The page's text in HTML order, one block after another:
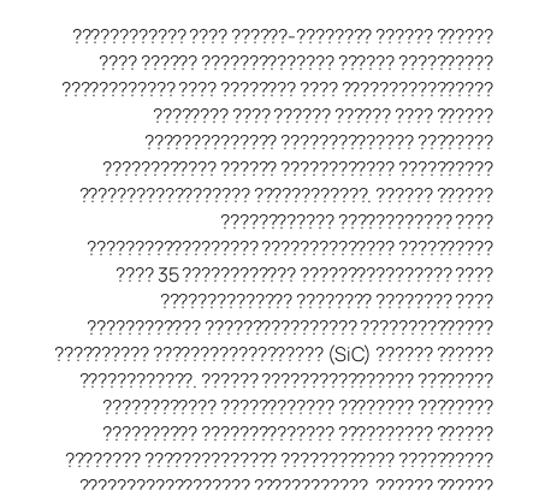
???????????? ???? ??????-???????? ?????? ??????
???? ?????? ?????????????? ?????? ??????????
???????????? ???? ???????? ???? ????????????????
???????? ???? ?????? ?????? ???? ??????
?????????????? ?????????????? ????????
???????????? ?????? ???????????? ??????????
?????????????????? ????????????. ?????? ??????
???????????? ???????????? ????
?????????????????? ?????????????? ??????????
???? 35 ???????????? ???????????????? ????
?????????????? ???????? ???????? ????
???????????? ???????????????? ??????????????
?????????? ?????????????????? (SiC) ?????? ??????
????????????. ?????? ???????????????? ????????
???????????? ???????????? ???????? ????????
?????????? ?????????????? ?????????? ??????
???????? ?????????????? ???????????? ??????????